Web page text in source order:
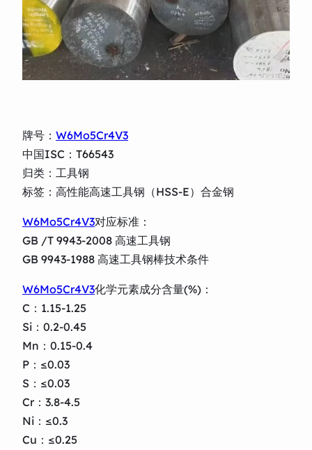
牌号： W6Mo5Cr4V3
中国ISC：T66543
归类：工具钢
标签：高性能高速工具钢（HSS-E）合金钢
W6Mo5Cr4V3对应标准：
GB /T 9943-2008 高速工具钢
GB 9943-1988 高速工具钢棒技术条件
W6Mo5Cr4V3化学元素成分含量(%)：
C：1.15-1.25
Si：0.2-0.45
Mn：0.15-0.4
P：≤0.03
S：≤0.03
Cr：3.8-4.5
Ni：≤0.3
Cu：≤0.25